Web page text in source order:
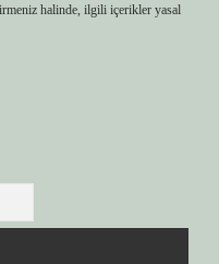
halinde, ilgili içerikler yasal